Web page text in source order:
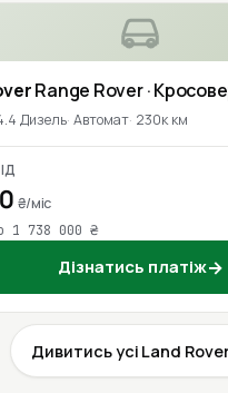
Range Rover·
Дизель Автомат 230к км
₴/міс
1 738 000 ₴
Дізнатись платіж→
Дивитись усі Land